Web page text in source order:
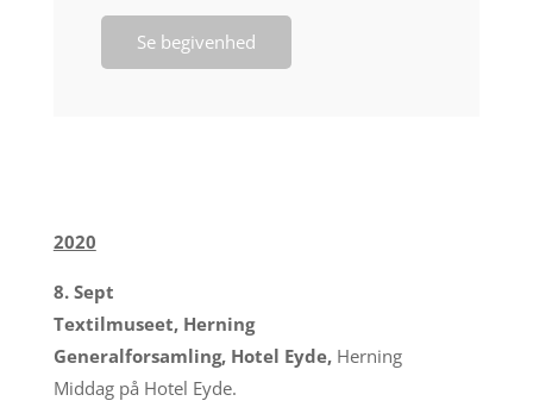
Se begivenhed
2020
8. Sept
Textilmuseet, Herning
Generalforsamling, Hotel Eyde,Herning
Middag på Hotel Eyde.